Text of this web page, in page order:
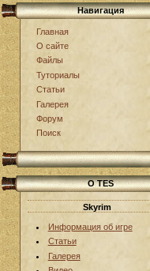
Навигация
Главная
О сайте
Файлы
Туториалы
Статьи
Галерея
Форум
Поиск
О TES
Skyrim
Информация об игре
Статьи
Галерея